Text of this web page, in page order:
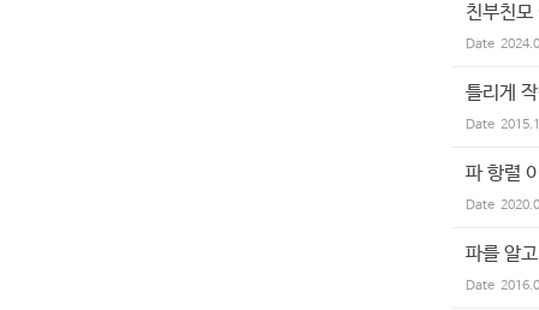
친부친모
Date
틀리게
Date
파 항렬
Date
파를 알
Date